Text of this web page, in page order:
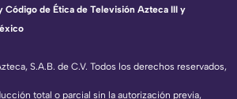
S.A.B. de C.V. Todos los derechos reservados,
total o parcial sin la autorización previa,
de Ética de Televisión Azteca III y